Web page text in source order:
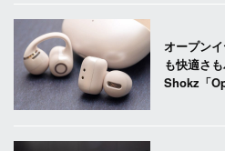
オープン
も快適さ
Shokz「